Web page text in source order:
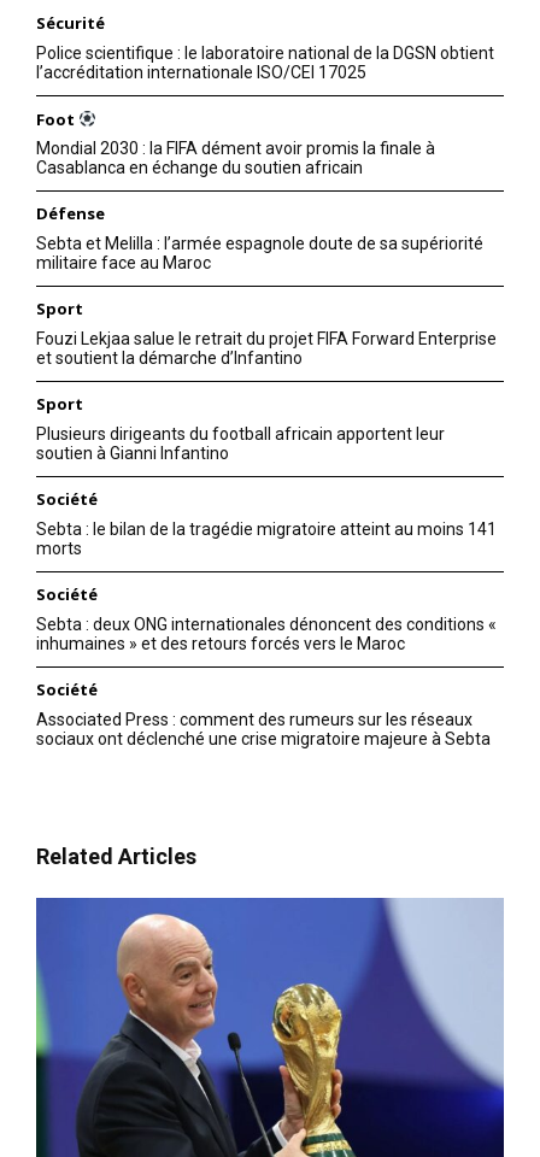
Related
Trump confirme son
intervention auprès
d’Infantino dans l’affaire
Balogun. Il l’a appelé 3 fois !
6 July 2026
In "Sport"
La FIFA cède à la pression de
suspension de l’attaquant
vedette des États-unis
5 July 2026
pression sur la FIFA : il a
choc contre le Mexique
In "Sport"
Sécurité
Police scientifique : le laboratoire national de la DGSN obtient
l’accréditation internationale ISO/CEI 17025
Foot
Mondial 2030 : la FIFA dément avoir promis la finale à
Casablanca en échange du soutien africain
Défense
Sebta et Melilla : l’armée espagnole doute de sa supériorité
militaire face au Maroc
Sport
Fouzi Lekjaa salue le retrait du projet FIFA Forward Enterprise
et soutient la démarche d’Infantino
Sport
Plusieurs dirigeants du football africain apportent leur
soutien à Gianni Infantino
Société
Sebta : le bilan de la tragédie migratoire atteint au moins 141
morts
Société
Sebta : deux ONG internationales dénoncent des conditions «
inhumaines » et des retours forcés vers le Maroc
Société
Associated Press : comment des rumeurs sur les réseaux
sociaux ont déclenché une crise migratoire majeure à Sebta
Related Articles